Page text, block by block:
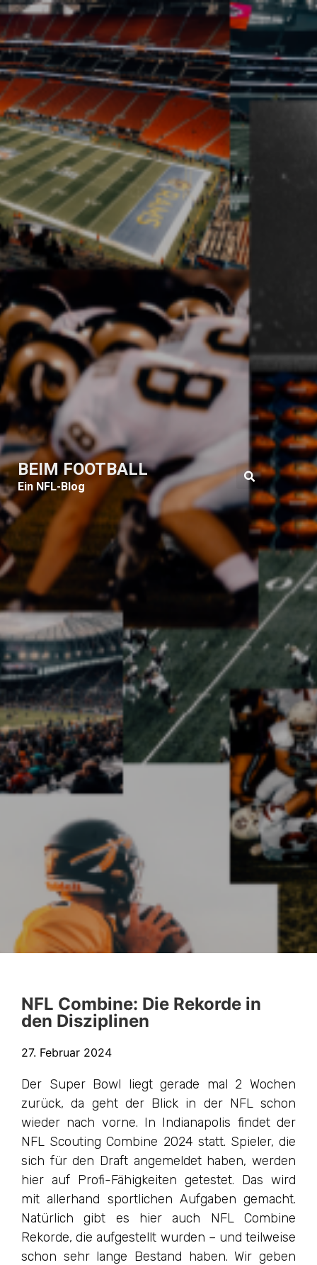
BEIM FOOTBALL
Ein NFL-Blog
NFL Combine: Die Rekorde in
den Disziplinen
27. Februar 2024
Der Super Bowl liegt gerade mal 2 Wochen
zurück, da geht der Blick in der NFL schon
wieder nach vorne. In Indianapolis findet der
NFL Scouting Combine 2024 statt. Spieler, die
sich für den Draft angemeldet haben, werden
hier auf Profi-Fähigkeiten getestet. Das wird
mit allerhand sportlichen Aufgaben gemacht.
Natürlich gibt es hier auch NFL Combine
Rekorde, die aufgestellt wurden – und teilweise
schon sehr lange Bestand haben. Wir geben